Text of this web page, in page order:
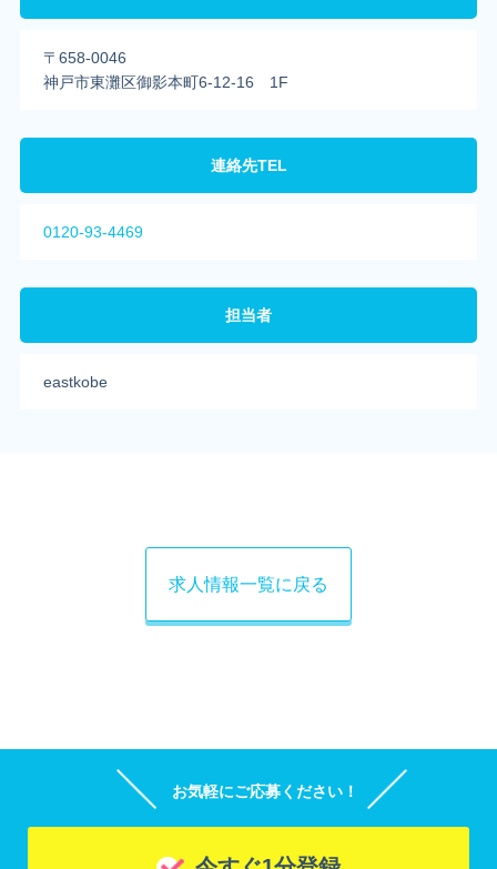
〒658-0046
神戸市東灘区御影本町6-12-16 1F
連絡先TEL
0120-93-4469
担当者
eastkobe
求人情報一覧に戻る
お気軽にご応募ください！